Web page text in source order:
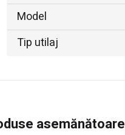
Model
Tip utilaj
asemănătoare